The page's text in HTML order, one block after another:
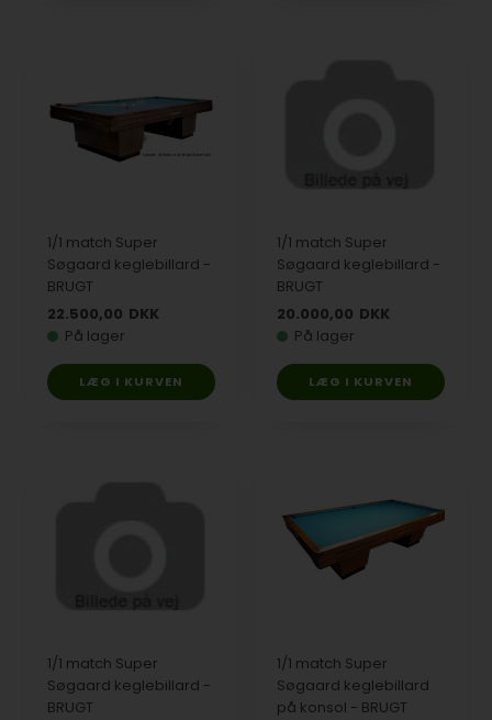
1/1 match Super
Søgaard keglebillard -
BRUGT
22.500,00 DKK
På lager
1/1 match Super
Søgaard keglebillard -
BRUGT
20.000,00 DKK
På lager
1/1 match Super
Søgaard keglebillard -
BRUGT
1/1 match Super
Søgaard keglebillard
på konsol - BRUGT